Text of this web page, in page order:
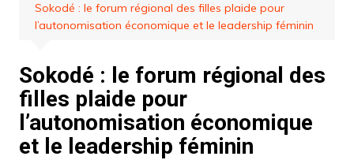
Sokodé : le forum régional des filles plaide pour
l’autonomisation économique et le leadership féminin
Sokodé : le forum régional des
filles plaide pour
l’autonomisation économique
et le leadership féminin